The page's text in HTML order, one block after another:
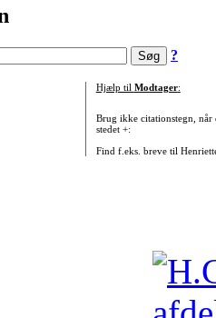
?
Hjælp til Modtager:
Brug ikke citationstegn, når
stedet +:
Find f.eks. breve til